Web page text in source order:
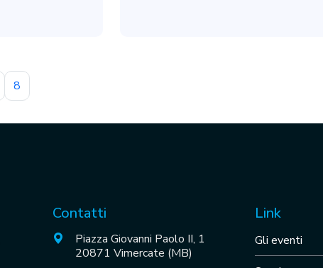
8
Contatti
Piazza Giovanni Paolo II, 1
20871 Vimercate (MB)
Link
Gli eventi